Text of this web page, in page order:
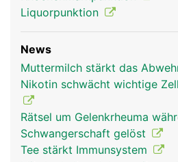
lymphatische System) ist ein
Immunsystems: Dazu
mit den Lymphknoten, die
die Mandeln und das
Dünndarms. In den
Lymphe mitgeschleppten
Giftstoffe abgefangen und
Ausserdem produzieren sie
der spezifischen Abwehr. Milz,
Liquorpunktion
News
Muttermilch stärkt das
Nikotin schwächt wichtige
Rätsel um Gelenkrheuma
Schwangerschaft gelöst
Tee stärkt Immunsystem